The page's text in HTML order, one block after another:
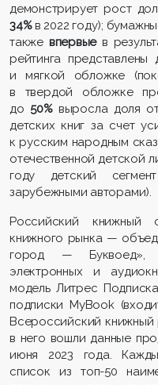
демонстрирует рост
34%в 2022 году);
также впервыев
рейтинга
и мягкой обложке
в твердой обложке
до 50%выросла доля
детских книг за счет
к русским народным
отечественной детской
году детский
зарубежными авторами).
Российский
книжного рынка —
город — Буквоед»,
электронных и
модель Литрес
подписки MyBook
Всероссийский книжный
в него вошли данные
июня 2023 года.
список из топ-50